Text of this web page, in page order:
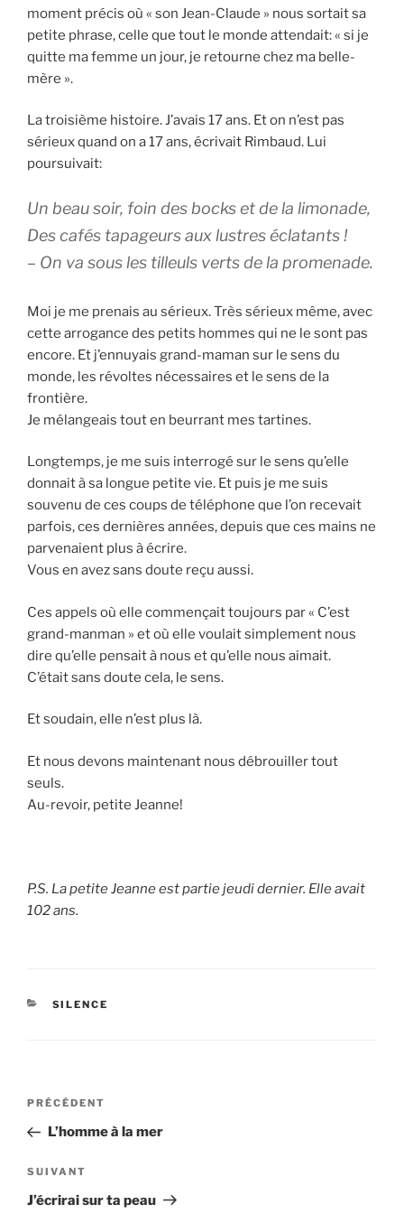
moment précis où « son Jean-Claude » nous sortait sa
petite phrase, celle que tout le monde attendait: « si je
quitte ma femme un jour, je retourne chez ma belle-
mère ».
La troisième histoire. J’avais 17 ans. Et on n’est pas
sérieux quand on a 17 ans, écrivait Rimbaud. Lui
poursuivait:
Un beau soir, foin des bocks et de la limonade,
Des cafés tapageurs aux lustres éclatants !
– On va sous les tilleuls verts de la promenade.
Moi je me prenais au sérieux. Très sérieux même, avec
cette arrogance des petits hommes qui ne le sont pas
encore. Et j’ennuyais grand-maman sur le sens du
monde, les révoltes nécessaires et le sens de la
frontière.
Je mélangeais tout en beurrant mes tartines.
Longtemps, je me suis interrogé sur le sens qu’elle
donnait à sa longue petite vie. Et puis je me suis
souvenu de ces coups de téléphone que l’on recevait
parfois, ces dernières années, depuis que ces mains ne
parvenaient plus à écrire.
Vous en avez sans doute reçu aussi.
Ces appels où elle commençait toujours par « C’est
grand-manman » et où elle voulait simplement nous
dire qu’elle pensait à nous et qu’elle nous aimait.
C’était sans doute cela, le sens.
Et soudain, elle n’est plus là.
Et nous devons maintenant nous débrouiller tout
seuls.
Au-revoir, petite Jeanne!
P.S. La petite Jeanne est partie jeudi dernier. Elle avait
102 ans.
CATÉGORIES
SILENCE
Navigation
l’article
Article
précédent
PRÉCÉDENT
L’homme à la mer
Article
suivant
SUIVANT
J’écrirai sur ta peau